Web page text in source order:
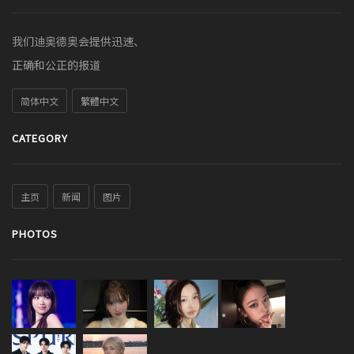
我们迪奥德奥会提供迅速、
正确和公正的报道
简体中文 繁體中文
CATEGORY
主页 新闻 图片
PHOTOS